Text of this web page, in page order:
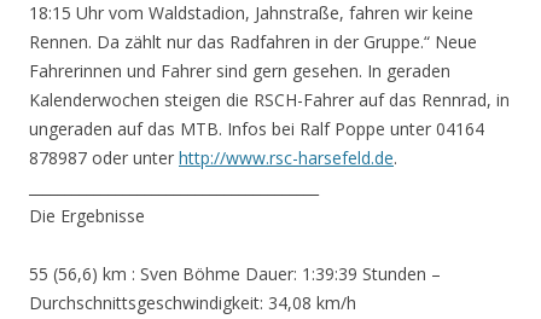
18:15 Uhr vom Waldstadion, Jahnstraße, fahren wir keine
Rennen. Da zählt nur das Radfahren in der Gruppe.“ Neue
Fahrerinnen und Fahrer sind gern gesehen. In geraden
Kalenderwochen steigen die RSCH-Fahrer auf das Rennrad, in
ungeraden auf das MTB. Infos bei Ralf Poppe unter 04164
878987 oder unter http://www.rsc-harsefeld.de.
Die Ergebnisse
55 (56,6) km : Sven Böhme Dauer: 1:39:39 Stunden –
Durchschnittsgeschwindigkeit: 34,08 km/h